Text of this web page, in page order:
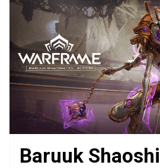
Baruuk Shaoshi